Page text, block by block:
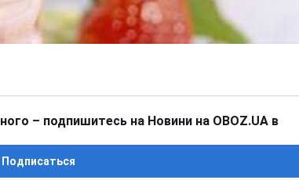
– подпишитесь на Новини на OBOZ.UA в
Подписаться